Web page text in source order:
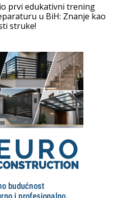
prvi edukativni trening
u BiH: Znanje kao
struke!